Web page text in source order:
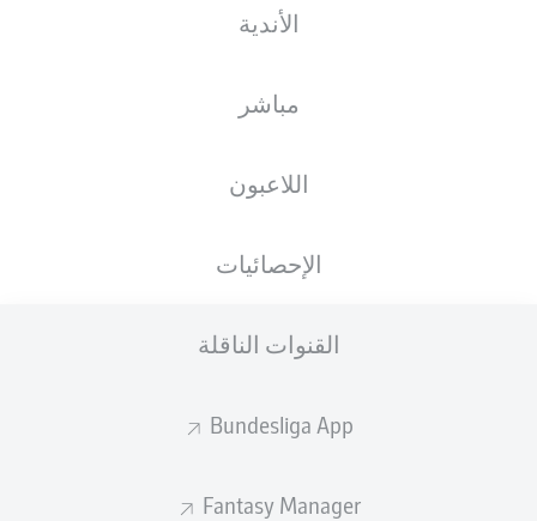
الأندية
مباشر
اللاعبون
الإحصائيات
القنوات الناقلة
Bundesliga App
Fantasy Manager
27.10.1997